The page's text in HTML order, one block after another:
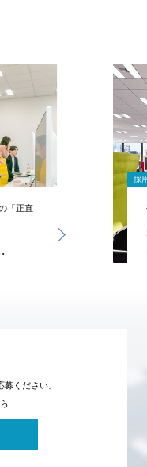
「正直
選考情報
採
ください。